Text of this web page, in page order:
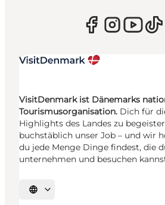
VisitDenmark ist Dänemarks
Tourismusorganisation. Dich für
Highlights des Landes zu
buchstäblich unser Job – und wir
du jede Menge Dinge findest, die
unternehmen und besuchen
Sprache auswählen